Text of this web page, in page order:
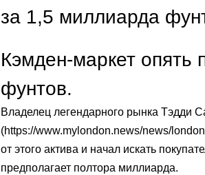
за 1,5 миллиарда
Кэмден-маркет
фунтов.
Владелец легендарного рынка Тэдди
(https://www.mylondon.news/news/
от этого актива и начал искать
предполагает полтора миллиарда.